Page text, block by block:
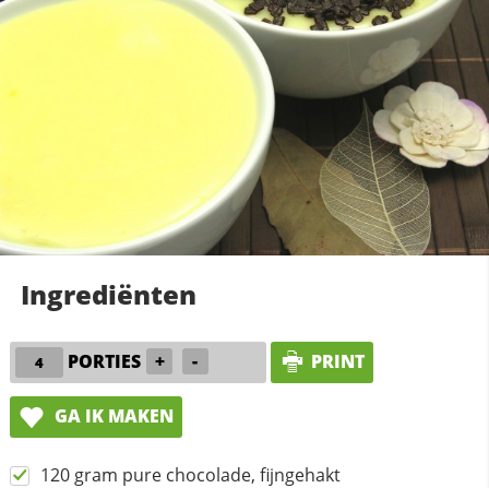
Ingrediënten
PORTIES + - PRINT
GA IK MAKEN
120 gram pure chocolade, fijngehakt